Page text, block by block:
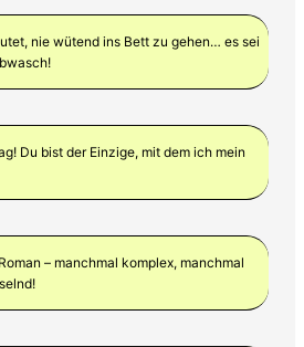
nie wütend ins Bett zu gehen… es sei
Du bist der Einzige, mit dem ich mein
– manchmal komplex, manchmal